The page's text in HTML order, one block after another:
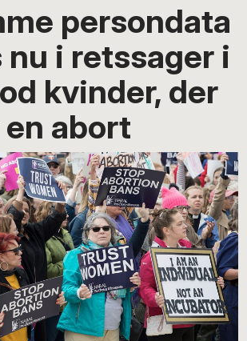
persondata
nu i retssager i
kvinder, der
abort